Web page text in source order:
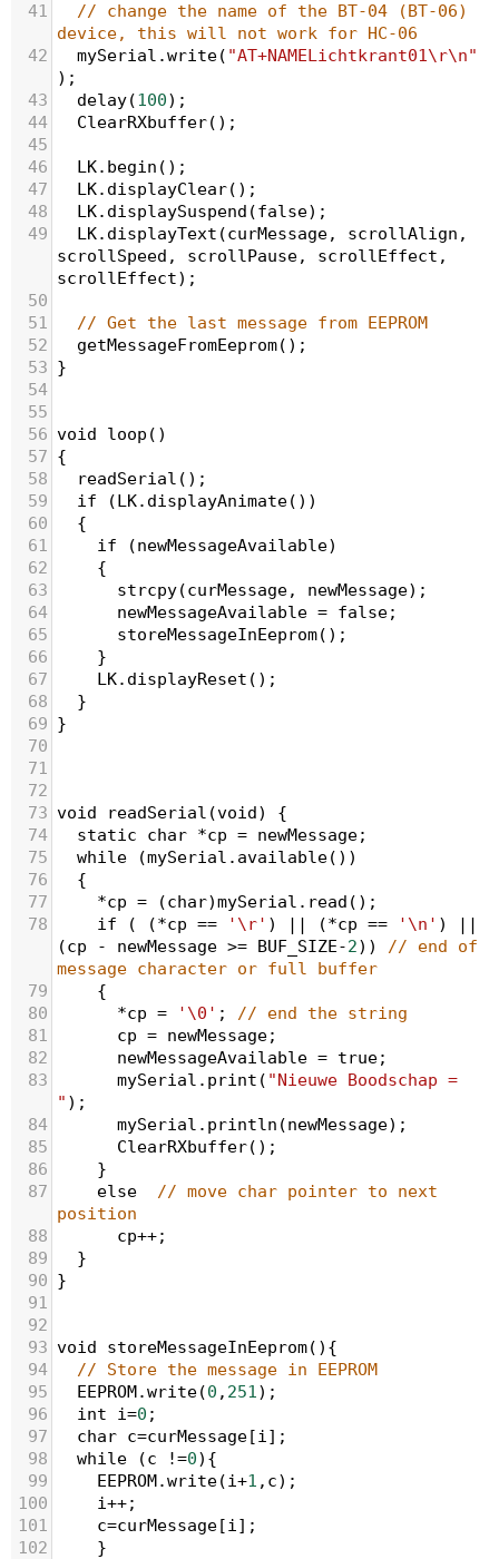
41
// change the name of the BT-04 (BT-06)
device, this will not work for HC-06
42
mySerial .write( "AT+NAMELichtkrant01\r\n"
43
delay(100);
44
ClearRXbuffer();
45
46
LK. begin ();
47
LK. displayClear();
48
LK. displaySuspend (false);
49
LK. displayText (curMessage, scrollAlign
scrollSpeed , scrollPause, scrollEffect
scrollEffect);
50
51
// Get the last message from EEPROM
52
getMessageFromEeprom();
53 }
54
55
56 void loop ()
57 {
58
readSerial ();
59
if (LK. displayAnimate())
60
  {
61
if (newMessageAvailable)
62
{
63
strcpy(curMessage, newMessage);
64
newMessageAvailable = false;
65
storeMessageInEeprom();
66
}
67
LK. displayReset ();
68
  }
69 }
70
71
72
73 void readSerial (void) {
74
static char *cp = newMessage;
75
while (mySerial . available())
76
  {
77
*cp = (char)mySerial . read ();
78
if ( (*cp == '\r' ) || (*cp == '\n' )
||
(cp - newMessage >= BUF_SIZE-2)) // end of
message character or full buffer
79
{
80
*cp = '\0' ;
81
cp = newMessage;
82
newMessageAvailable = true;
83
mySerial . print ( "Nieuwe Boodschap =
" );
84
mySerial . println (newMessage);
85
ClearRXbuffer();
86
}
87
else
// move char pointer to next
position
88
cp++;
89
  }
90 }
91
92
93 void storeMessageInEeprom(){
94
// Store the message in EEPROM
95
EEPROM.write(0 , 251);
96
int i=0 ;
97
char c=curMessage[i];
98
while (c !=0){
99
EEPROM.write(i+1 , c);
100
i++;
101
c=curMessage[i];
102
}